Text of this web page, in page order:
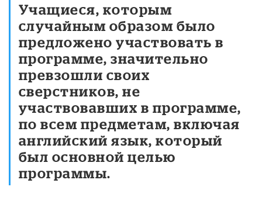
Учащиеся, которым
случайным образом было
предложено участвовать в
программе, значительно
превзошли своих
сверстников, не
участвовавших в программе,
по всем предметам, включая
английский язык, который
был основной целью
программы.